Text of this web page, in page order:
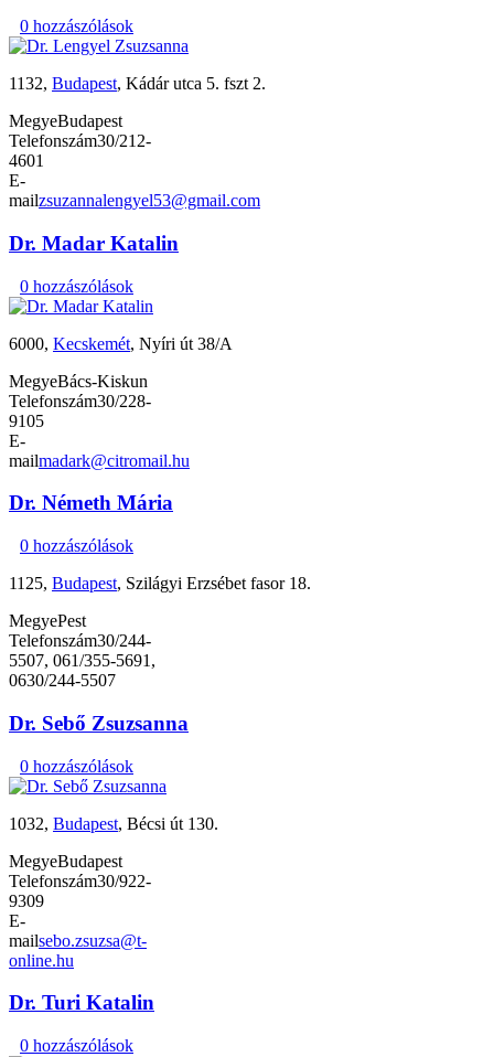
0 hozzászólások
1132, Budapest, Kádár utca 5. fszt 2.
MegyeBudapest
Telefonszám30/212-
4601
E-
mailzsuzannalengyel53@gmail.com
Dr. Madar Katalin
0 hozzászólások
6000, Kecskemét, Nyíri út 38/A
MegyeBács-Kiskun
Telefonszám30/228-
9105
E-
mailmadark@citromail.hu
Dr. Németh Mária
0 hozzászólások
1125, Budapest, Szilágyi Erzsébet fasor 18.
MegyePest
Telefonszám30/244-
5507, 061/355-5691,
0630/244-5507
Dr. Sebő Zsuzsanna
0 hozzászólások
1032, Budapest, Bécsi út 130.
MegyeBudapest
Telefonszám30/922-
9309
E-
mailsebo.zsuzsa@t-
online.hu
Dr. Turi Katalin
0 hozzászólások